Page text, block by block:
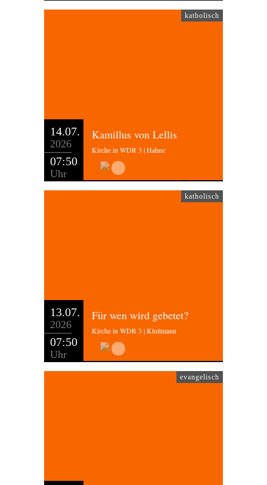
katholisch
14.07.
2026
07:50
Uhr
Kamillus von Lellis
Kirche in WDR 3 | Hahne
katholisch
13.07.
2026
07:50
Uhr
Für wen wird gebetet?
Kirche in WDR 3 | Kluitmann
evangelisch